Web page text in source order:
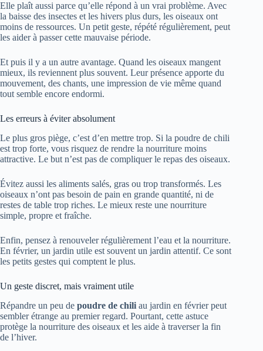
Elle plaît aussi parce qu’elle répond à un vrai problème. Avec
la baisse des insectes et les hivers plus durs, les oiseaux ont
moins de ressources. Un petit geste, répété régulièrement, peut
les aider à passer cette mauvaise période.
Et puis il y a un autre avantage. Quand les oiseaux mangent
mieux, ils reviennent plus souvent. Leur présence apporte du
mouvement, des chants, une impression de vie même quand
tout semble encore endormi.
Les erreurs à éviter absolument
Le plus gros piège, c’est d’en mettre trop. Si la poudre de chili
est trop forte, vous risquez de rendre la nourriture moins
attractive. Le but n’est pas de compliquer le repas des oiseaux.
Évitez aussi les aliments salés, gras ou trop transformés. Les
oiseaux n’ont pas besoin de pain en grande quantité, ni de
restes de table trop riches. Le mieux reste une nourriture
simple, propre et fraîche.
Enfin, pensez à renouveler régulièrement l’eau et la nourriture.
En février, un jardin utile est souvent un jardin attentif. Ce sont
les petits gestes qui comptent le plus.
Un geste discret, mais vraiment utile
Répandre un peu de poudre de chili au jardin en février peut
sembler étrange au premier regard. Pourtant, cette astuce
protège la nourriture des oiseaux et les aide à traverser la fin
de l’hiver.